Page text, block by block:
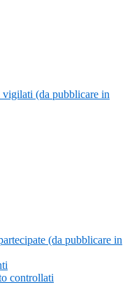
(da pubblicare in
(da pubblicare in
controllati